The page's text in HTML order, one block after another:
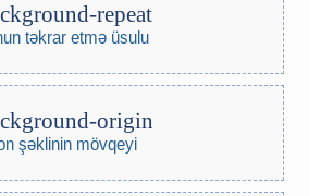
repeat
təkrar etmə üsulu
origin
şəklinin mövqeyi